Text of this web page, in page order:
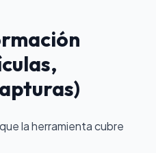
la herramienta cubre